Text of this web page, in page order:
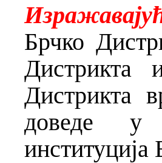
Брчко
Дистрикта
Дистрикта
доведе у
институција